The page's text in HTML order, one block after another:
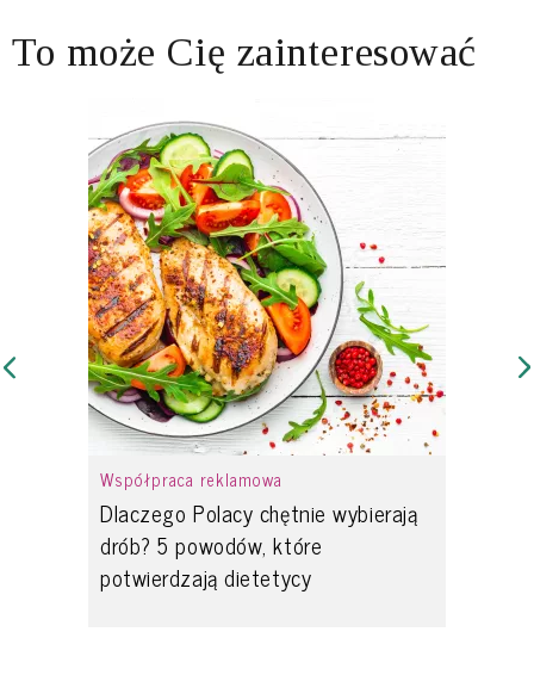
To może Cię zainteresować
Współpraca reklamowa
Dlaczego Polacy chętnie wybierają
drób? 5 powodów, które
potwierdzają dietetycy